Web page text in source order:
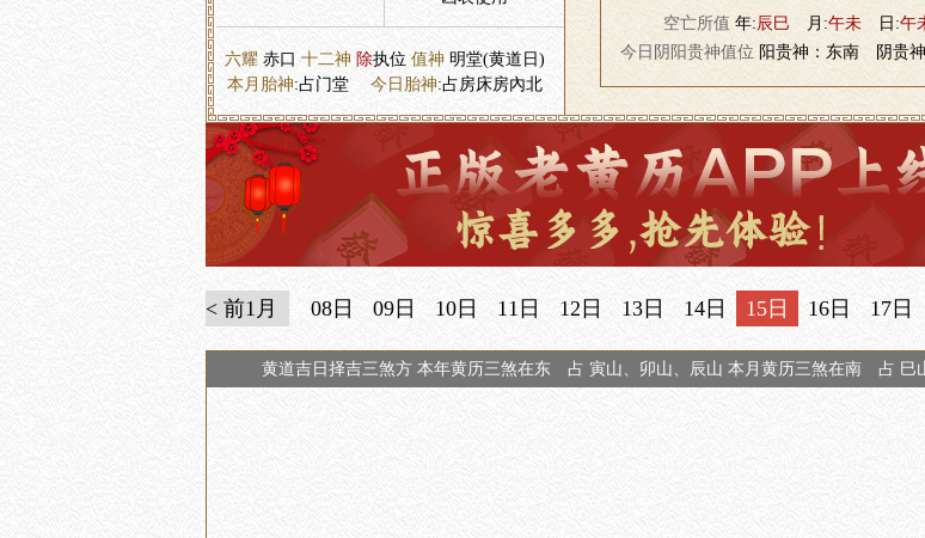
六耀 赤口 十二神 除执位 值神 明堂(黄道日)
本月胎神:占门堂 今日胎神:占房床房內北
空亡所值 年:辰巳 月:午未 日:午
今日阴阳贵神值位 阳贵神：东南 阴贵
< 前1月 08日 09日 10日 11日 12日 13日 14日 15日 16日 17日
黄道吉日择吉三煞方 本年黄历三煞在东 占 寅山、卯山、辰山 本月黄历三煞在南 占